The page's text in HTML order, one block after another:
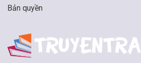
Bản quyền